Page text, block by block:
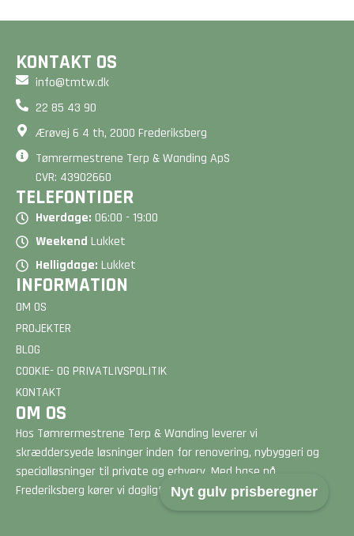
Nyt gulv prisberegner
BEREGN PRIS BEREGN PRIS
KONTAKT OS
info@tmtw.dk
22 85 43 90
Ærøvej 6 4 th, 2000 Frederiksberg
Tømrermestrene Terp & Wanding ApS
CVR: 43902660
TELEFONTIDER
Hverdage: 06:00 - 19:00
Weekend Lukket
Helligdage: Lukket
INFORMATION
OM OS
PROJEKTER
BLOG
COOKIE- OG PRIVATLIVSPOLITIK
KONTAKT
OM OS
Hos Tømrermestrene Terp & Wanding leverer vi
skræddersyede løsninger inden for renovering, nybyggeri og
specialløsninger til private og erhverv. Med base på
Frederiksberg kører vi dagligt rundt på hele Sjælland.